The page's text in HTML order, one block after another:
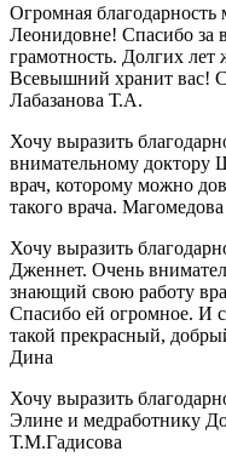
Огромная
Леонидовне! Спасибо за
грамотность. Долгих лет
Всевышний хранит вас!
Лабазанова Т.А.
Хочу выразить
внимательному доктору
врач, которому можно
такого врача.
Хочу выразить
Дженнет. Очень
знающий свою работу
Спасибо ей огромное. И
такой прекрасный,
Дина
Хочу выразить
Элине и медработнику
Т.М.Гадисова